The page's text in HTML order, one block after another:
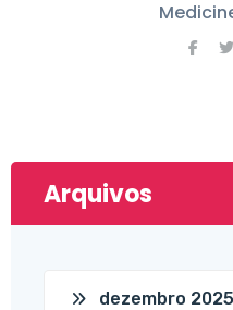
Arquivos
dezembro 2025